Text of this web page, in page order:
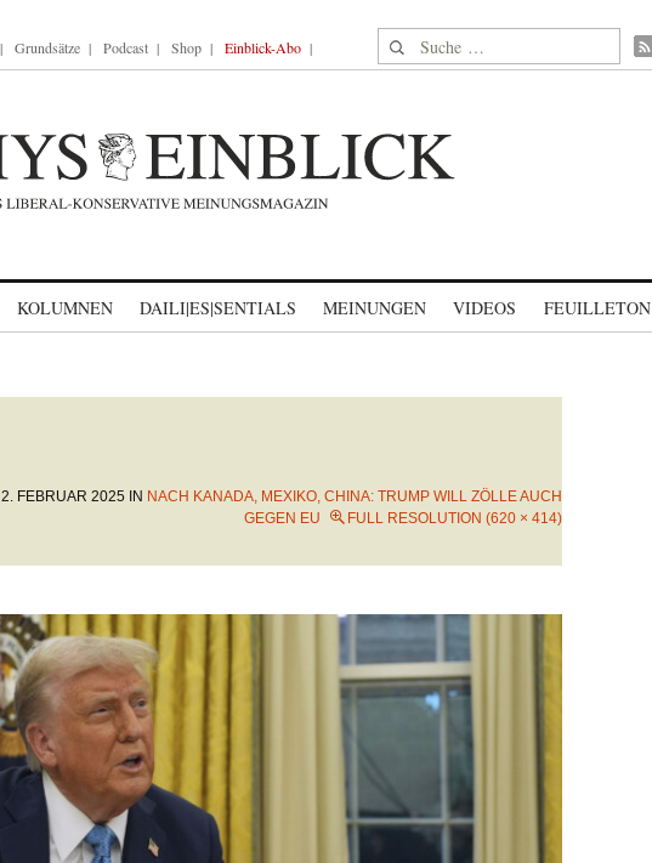
Grundsätze Podcast Shop Einblick-Abo Suche nach:
KOLUMNEN DAILI|ES|SENTIALS MEINUNGEN VIDEOS FEUILLETON
2. FEBRUAR 2025 IN NACH KANADA, MEXIKO, CHINA: TRUMP WILL ZÖLLE AUCH
GEGEN EU
FULL RESOLUTION (620 × 414)